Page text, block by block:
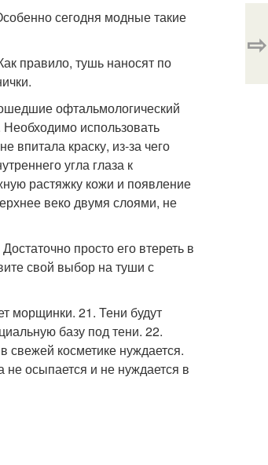
сегодня модные такие
правило, тушь наносят по
офтальмологический
использовать
впитала краску, из-за чего
угла глаза к
растяжку кожи и появление
веко двумя слоями, не
просто его втереть в
свой выбор на туши с
морщинки. 21. Тени будут
базу под тени. 22.
свежей косметике нуждается.
осыпается и не нуждается в
⇨